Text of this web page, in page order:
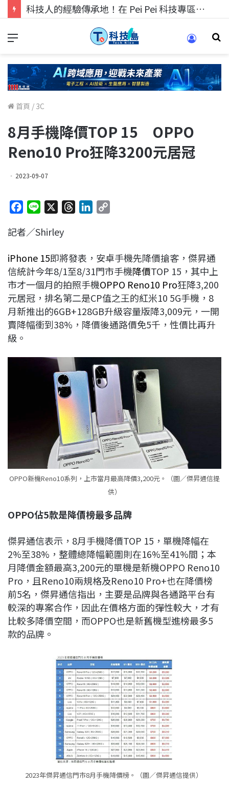
科技人的經驗傳承地！在 Pei Pei 科技專區，與學弟妹交流最硬核的技術
首頁 / 3C
8月手機降價TOP 15 OPPO
Reno10 Pro狂降3200元居冠
2023-09-07
c
b
o
o
k
n
a
d
s
e
d
I
n
L
i
n
k
記者／Shirley
iPhone 15即將發表，安卓手機先降價搶客，傑昇通
信統計今年8/1至8/31門市手機降價TOP 15，其中上
市才一個月的拍照手機OPPO Reno10 Pro狂降3,200
元居冠，排名第二是CP值之王的紅米10 5G手機，8
月新推出的6GB+128GB升級容量版降3,009元，一開
賣降幅衝到38%，降價後通路價免5千，性價比再升
級。
OPPO新機Reno10系列，上市當月最高降價3,200元。（圖／傑昇通信提
供）
OPPO佔5款是降價榜最多品牌
傑昇通信表示，8月手機降價TOP 15，單機降幅在
2%至38%，整體總降幅範圍則在16%至41%間；本
月降價金額最高3,200元的單機是新機OPPO Reno10
Pro，且Reno10兩規格及Reno10 Pro+也在降價榜
前5名，傑昇通信指出，主要是品牌與各通路平台有
較深的專案合作，因此在價格方面的彈性較大，才有
比較多降價空間，而OPPO也是新舊機型進榜最多5
款的品牌。
2023年傑昇通信門市8月手機降價榜。（圖／傑昇通信提供）